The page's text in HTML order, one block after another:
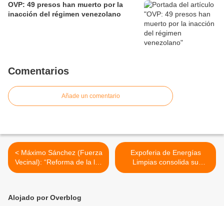
OVP: 49 presos han muerto por la
inacción del régimen venezolano
Comentarios
Añade un comentario
< Máximo Sánchez (Fuerza
Vecinal): “Reforma de la ley
en materia eléctrica
Expoferia de Energías
Limpias consolida su
impacto educativo y
Alojado por Overblog